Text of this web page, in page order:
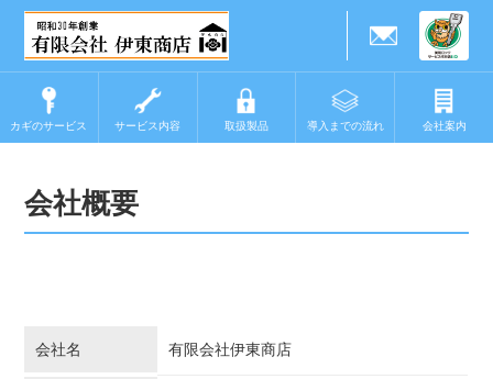
カギのサービス サービス内容 取扱製品 導入までの流れ 会社案内
会社概要
会社名 有限会社伊東商店